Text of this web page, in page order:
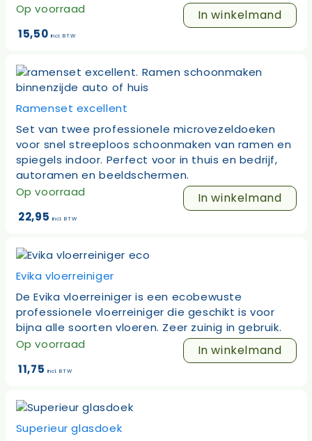
Op voorraad In winkelmand
15,50 incl. BTW
Ramenset excellent
Set van twee professionele microvezeldoeken
voor snel streeploos schoonmaken van ramen en
spiegels indoor. Perfect voor in thuis en bedrijf,
autoramen en beeldschermen.
Op voorraad
In winkelmand
22,95 incl. BTW
Evika vloerreiniger
De Evika vloerreiniger is een ecobewuste
professionele vloerreiniger die geschikt is voor
bijna alle soorten vloeren. Zeer zuinig in gebruik.
Op voorraad
In winkelmand
11,75 incl. BTW
Superieur glasdoek